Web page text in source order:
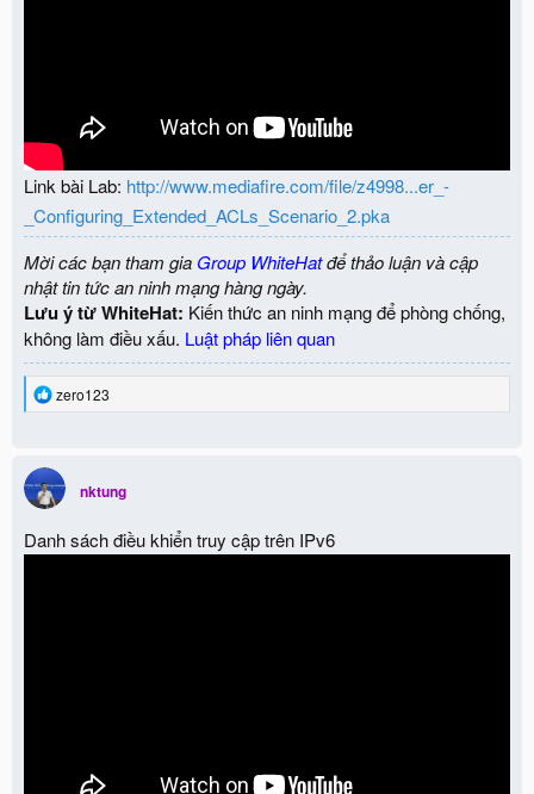
Link bài Lab: http://www.mediafire.com/file/z4998...er_-
_Configuring_Extended_ACLs_Scenario_2.pka
Mời các bạn tham gia Group WhiteHatđể thảo luận và cập
nhật tin tức an ninh mạng hàng ngày.
Lưu ý từ WhiteHat: Kiến thức an ninh mạng để phòng chống,
không làm điều xấu. Luật pháp liên quan
R
t
i
o
s
zero123
nktung
Danh sách điều khiển truy cập trên IPv6